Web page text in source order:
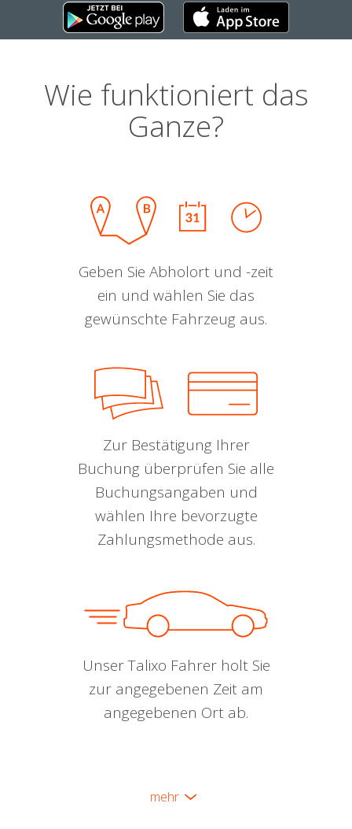
Wie funktioniert das
Ganze?
Geben Sie Abholort und -zeit
ein und wählen Sie das
gewünschte Fahrzeug aus.
Zur Bestätigung Ihrer
Buchung überprüfen Sie alle
Buchungsangaben und
wählen Ihre bevorzugte
Zahlungsmethode aus.
Unser Talixo Fahrer holt Sie
zur angegebenen Zeit am
angegebenen Ort ab.
mehr